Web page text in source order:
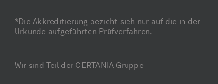
*Die Akkreditierung bezieht sich nur auf die in der
Urkunde aufgeführten Prüfverfahren.
Wir sind Teil der CERTANIA Gruppe